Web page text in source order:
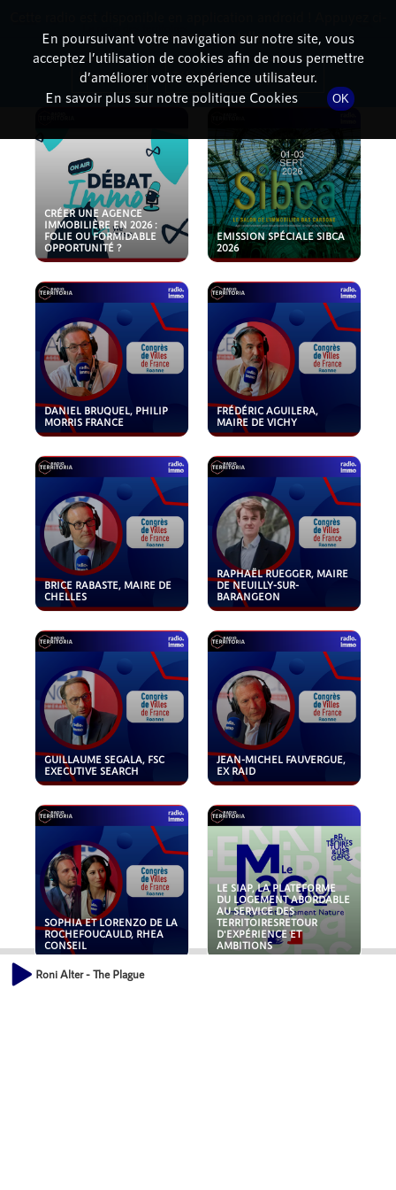
PODCASTS
CRÉER UNE AGENCE
IMMOBILIÈRE EN 2026 :
FOLIE OU FORMIDABLE
OPPORTUNITÉ ?
EMISSION SPÉCIALE SIBCA
2026
DANIEL BRUQUEL, PHILIP
MORRIS FRANCE
FRÉDÉRIC AGUILERA,
MAIRE DE VICHY
BRICE RABASTE, MAIRE DE
CHELLES
RAPHAËL RUEGGER, MAIRE
DE NEUILLY-SUR-
BARANGEON
GUILLAUME SEGALA, FSC
EXECUTIVE SEARCH
JEAN-MICHEL FAUVERGUE,
EX RAID
SOPHIA ET LORENZO DE LA
ROCHEFOUCAULD, RHEA
CONSEIL
LE SIAP, LA PLATEFORME
DU LOGEMENT ABORDABLE
AU SERVICE DES
TERRITOIRESRETOUR
D'EXPÉRIENCE ET
AMBITIONS
Roni Alter - The Plague
En poursuivant votre navigation sur notre site, vous
acceptez l’utilisation de cookies afin de nous permettre
d’améliorer votre expérience utilisateur.
En savoir plus sur notre politique Cookies
OK
dessous pour l'installer.
Non merci Télécharger l'application